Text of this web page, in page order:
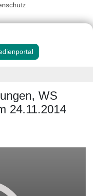
WS
24.11.2014